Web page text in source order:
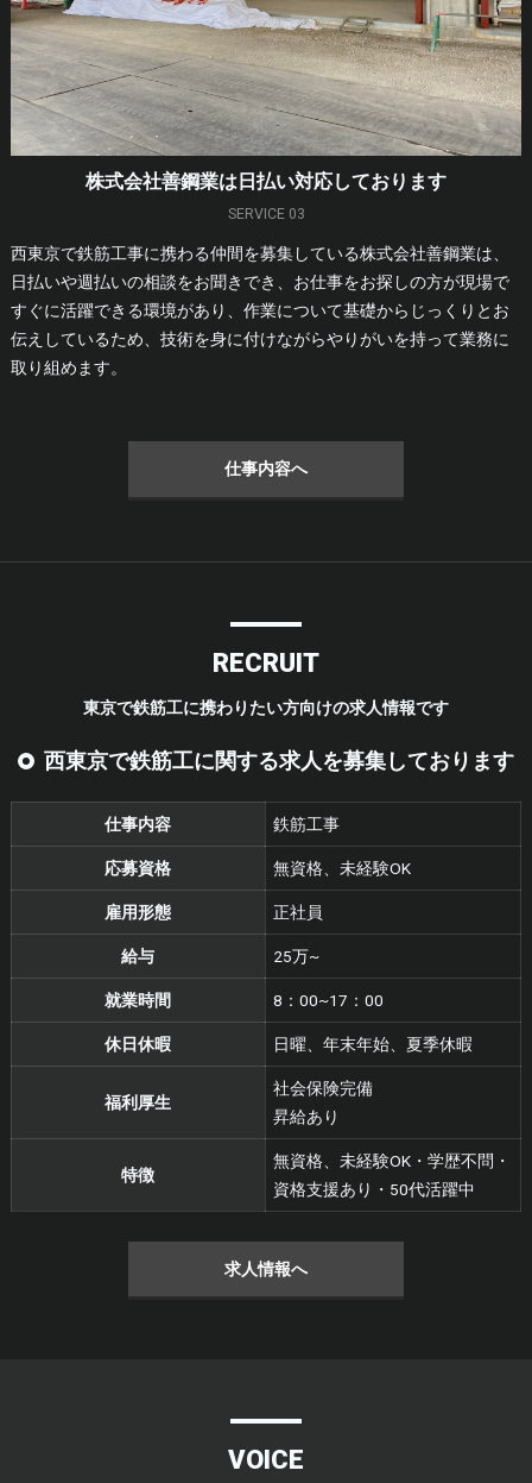
株式会社善鋼業は日払い対応しております
SERVICE 03
西東京で鉄筋工事に携わる仲間を募集している株式会社善鋼業は、
日払いや週払いの相談をお聞きでき、お仕事をお探しの方が現場で
すぐに活躍できる環境があり、作業について基礎からじっくりとお
伝えしているため、技術を身に付けながらやりがいを持って業務に
取り組めます。
仕事内容へ
東京で鉄筋工に携わりたい方向けの求人情報です
RECRUIT
西東京で鉄筋工に関する求人を募集しております
仕事内容 鉄筋工事
応募資格 無資格、未経験OK
雇用形態 正社員
給与 25万~
就業時間 8：00~17：00
休日休暇 日曜、年末年始、夏季休暇
福利厚生
社会保険完備
昇給あり
特徴
無資格、未経験OK・学歴不問・
資格支援あり・50代活躍中
求人情報へ
VOICE